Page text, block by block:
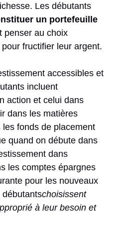
Les débutants
un portefeuille
penser au choix
pour fructifier leur argent.
accessibles et
incluent
action et celui dans
dans les matières
fonds de placement
quand on débute dans
dans
les comptes épargnes
pour les nouveaux
débutantschoisissent
à leur besoin et